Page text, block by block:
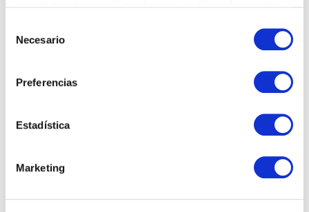
Necesario
Preferencias
Estadística
Marketing